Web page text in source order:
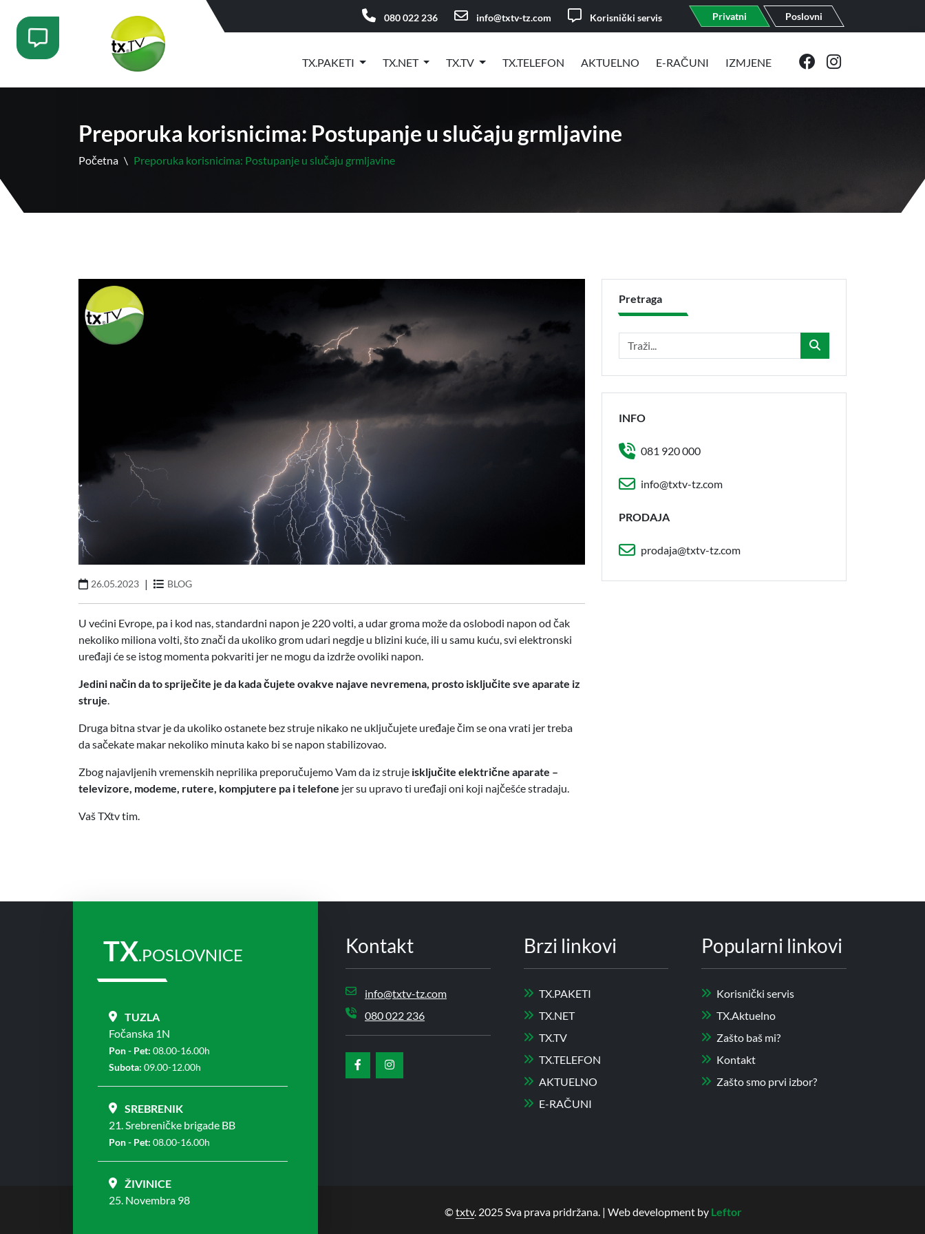
080 022 236 info@txtv-tz.com Korisnički servis Privatni Poslovni
TX.PAKETI TX.NET TX.TV TX.TELEFON AKTUELNO E-RAČUNI IZMJENE
Preporuka korisnicima: Postupanje u slučaju grmljavine
Početna \ Preporuka korisnicima: Postupanje u slučaju grmljavine
26.05.2023 | BLOG
U većini Evrope, pa i kod nas, standardni napon je 220 volti, a udar groma može da oslobodi napon od čak
nekoliko miliona volti, što znači da ukoliko grom udari negdje u blizini kuće, ili u samu kuću, svi elektronski
uređaji će se istog momenta pokvariti jer ne mogu da izdrže ovoliki napon.
Jedini način da to spriječite je da kada čujete ovakve najave nevremena, prosto isključite sve aparate iz
struje
Druga bitna stvar je da ukoliko ostanete bez struje nikako ne uključujete uređaje čim se ona vrati jer treba
da sačekate makar nekoliko minuta kako bi se napon stabilizovao.
Zbog najavljenih vremenskih neprilika preporučujemo Vam da iz struje isključite električne aparate –
televizore, modeme, rutere, kompjutere pa i telefone jer su upravo ti uređaji oni koji najčešće stradaju.
Vaš TXtv tim.
Pretraga
INFO
081 920 000
info@txtv-tz.com
PRODAJA
prodaja@txtv-tz.com
TX.POSLOVNICE
TUZLA
Fočanska 1N
Pon - Pet: 08.00-16.00h
Subota: 09.00-12.00h
SREBRENIK
21. Srebreničke brigade BB
Pon - Pet: 08.00-16.00h
ŽIVINICE
25. Novembra 98
Kontakt
info@txtv-tz.com
080 022 236
Brzi linkovi
TX.PAKETI
TX.NET
TX.TV
TX.TELEFON
AKTUELNO
E-RAČUNI
Popularni linkovi
Korisnički servis
TX.Aktuelno
Zašto baš mi?
Kontakt
Zašto smo prvi izbor?
©txtv. 2025 Sva prava pridržana. | Web development by Leftor